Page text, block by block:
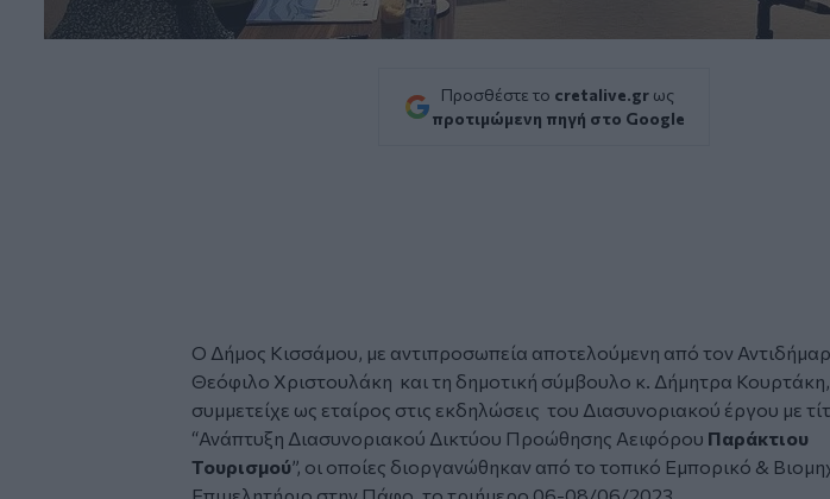
Προσθέστε το cretalive.gr ως
προτιμώμενη πηγή στο Google
Ο Δήμος Κισσάμου, με αντιπροσωπεία αποτελούμενη από τον
Θεόφιλο Χριστουλάκη και τη δημοτική σύμβουλο κ. Δήμητρα Κουρτάκη,
συμμετείχε ως εταίρος στις εκδηλώσεις του Διασυνοριακού έργου με
“Ανάπτυξη Διασυνοριακού Δικτύου Προώθησης Αειφόρου Παράκτιου
Τουρισμού”, οι οποίες διοργανώθηκαν από το τοπικό Εμπορικό &